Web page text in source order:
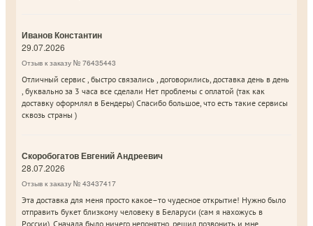
Иванов Константин
29.07.2026
Отзыв к заказу № 76435443
Отличный сервис , быстро связались , договорились, доставка день в день
, буквально за 3 часа все сделали Нет проблемы с оплатой (так как
доставку оформлял в Бендеры) Спасибо большое, что есть такие сервисы
сквозь страны )
Скоробогатов Евгений Андреевич
28.07.2026
Отзыв к заказу № 43437417
Эта доставка для меня просто какое–то чудесное открытие! Нужно было
отправить букет близкому человеку в Беларуси (сам я нахожусь в
России). Сначала было ничего непонятно, решил позвонить и мне